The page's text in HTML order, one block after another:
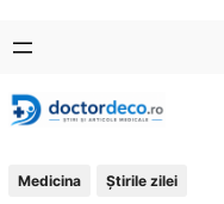
conținut
content
Medicina Știrile zilei